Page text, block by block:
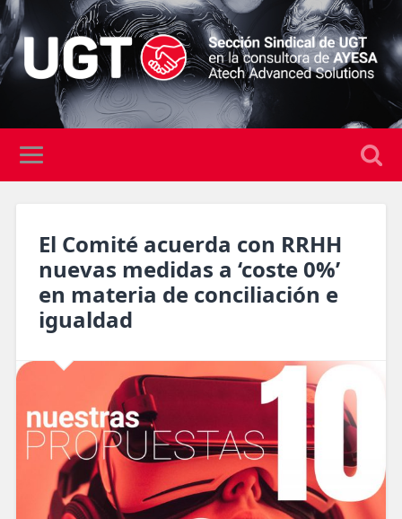
El Comité acuerda con RRHH
nuevas medidas a ‘coste 0%’
en materia de conciliación e
igualdad